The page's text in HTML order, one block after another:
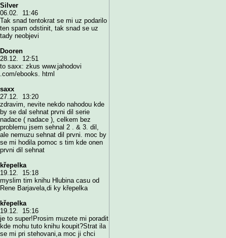
Silver
06.02. 11:46
Tak snad tentokrat se mi uz podarilo
ten spam odstinit, tak snad se uz
tady neobjevi
Dooren
28.12. 12:51
to saxx: zkus www.jahodovi
.com/ebooks. html
saxx
27.12. 13:20
zdravim, nevite nekdo nahodou kde
by se dal sehnat prvni dil serie
nadace ( nadace ), celkem bez
problemu jsem sehnal 2 . & 3. dil,
ale nemuzu sehnat dil prvni. moc by
se mi hodila pomoc s tim kde onen
prvni dil sehnat
křepelka
19.12. 15:18
myslim tim knihu Hlubina casu od
Rene Barjavela,di ky křepelka
křepelka
19.12. 15:16
je to super!Prosim muzete mi poradit
kde mohu tuto knihu koupit?Strat ila
se mi pri stehovani,a moc ji chci